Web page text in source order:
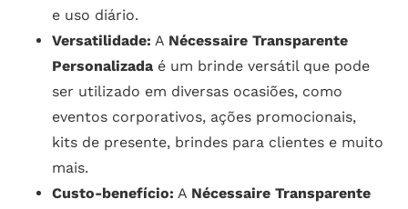
e uso diário.
Versatilidade: A Nécessaire Transparente
Personalizadaé um brinde versátil que pode
ser utilizado em diversas ocasiões, como
eventos corporativos, ações promocionais,
kits de presente, brindes para clientes e muito
mais.
Custo-benefício: A Nécessaire Transparente